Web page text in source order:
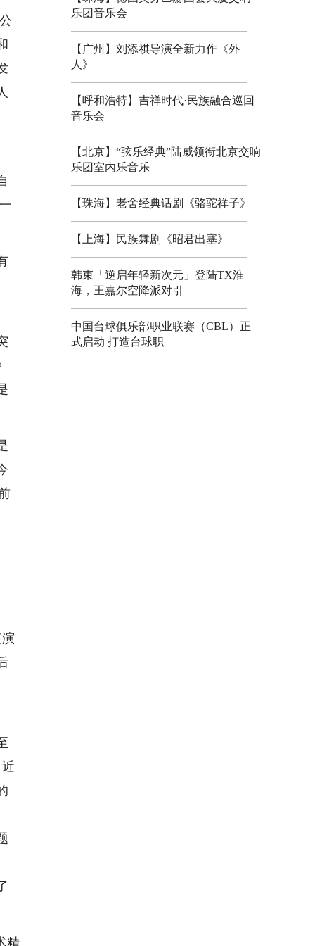
精
乐团音乐会
【广州】刘添祺导演全新力作《外
人》
【呼和浩特】吉祥时代·民族融合巡回
音乐会
【北京】“弦乐经典”陆威领衔北京交响
乐团室内乐音乐
【珠海】老舍经典话剧《骆驼祥子》
【上海】民族舞剧《昭君出塞》
韩束「逆启年轻新次元」登陆TX淮
海，王嘉尔空降派对引
中国台球俱乐部职业联赛（CBL）正
式启动 打造台球职